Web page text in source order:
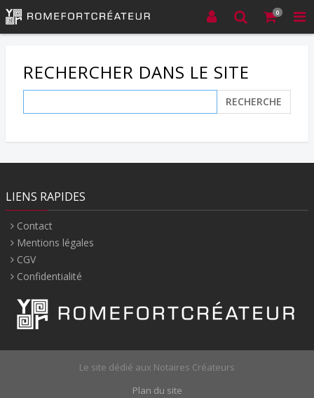
0
RECHERCHER DANS LE SITE
RECHERCHE
LIENS RAPIDES
Contact
Mentions légales
CGV
Confidentialité
Le site dédié aux Notaires Créateurs
Plan du site